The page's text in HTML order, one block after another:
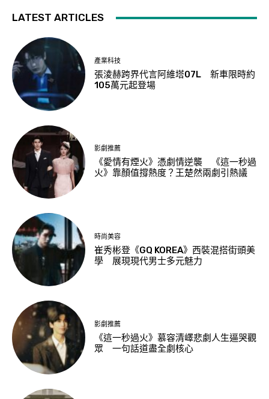
LATEST ARTICLES
產業科技
張淩赫跨界代言阿維塔07L 新車限時約
105萬元起登場
影劇推薦
《愛情有煙火》憑劇情逆襲 《這一秒過
火》靠顏值撐熱度？王楚然兩劇引熱議
時尚美容
崔秀彬登《GQ KOREA》西裝混搭街頭美
學 展現現代男士多元魅力
影劇推薦
《這一秒過火》慕容清嶧悲劇人生逼哭觀
眾 一句話道盡全劇核心